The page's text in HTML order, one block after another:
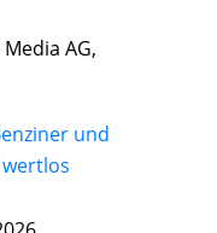
AG,
und